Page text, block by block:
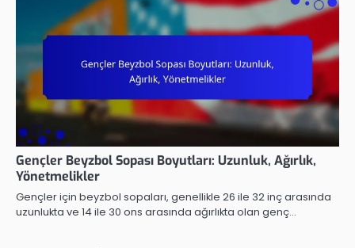
Gençler Beyzbol Sopası Boyutları: Uzunluk, Ağırlık,
Yönetmelikler
Gençler için beyzbol sopaları, genellikle 26 ile 32 inç arasında
uzunlukta ve 14 ile 30 ons arasında ağırlıkta olan genç…